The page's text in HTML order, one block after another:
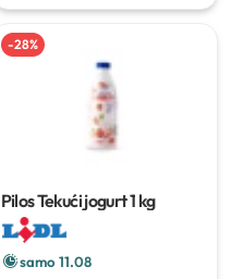
-28%
Pilos Tekući jogurt1 kg
samo 11.08